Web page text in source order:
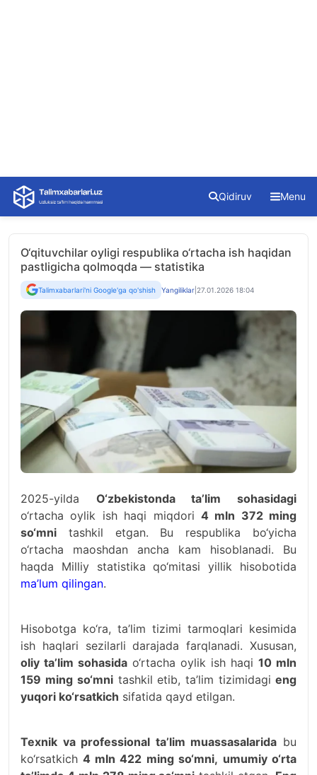
Skip
content
Qidiruv Menu
O‘qituvchilar oyligi respublika o‘rtacha ish haqidan
pastligicha qolmoqda — statistika
Talimxabarlari'ni Google'ga qo'shish Yangiliklar 27.01.2026 18:04
2025-yilda O‘zbekistonda ta’lim sohasidagi
o‘rtacha oylik ish haqi miqdori 4 mln 372 ming
so‘mni tashkil etgan. Bu respublika bo‘yicha
o‘rtacha maoshdan ancha kam hisoblanadi. Bu
haqda Milliy statistika qo‘mitasi yillik hisobotida
ma’lum qilingan.
Hisobotga ko‘ra, ta’lim tizimi tarmoqlari kesimida
ish haqlari sezilarli darajada farqlanadi. Xususan,
oliy ta’lim sohasida o‘rtacha oylik ish haqi 10 mln
159 ming so‘mnitashkil etib, ta’lim tizimidagi eng
yuqori ko‘rsatkich sifatida qayd etilgan.
Texnik va professional ta’lim muassasalarida bu
ko‘rsatkich4 mln 422 ming so‘mni, umumiy o‘rta